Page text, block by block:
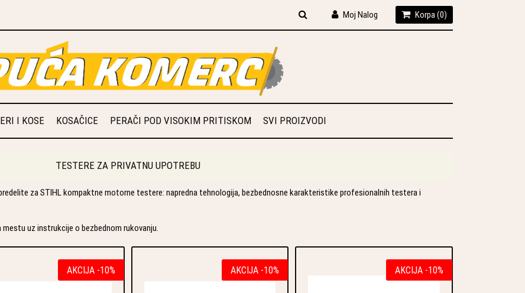
Moj Nalog Korpa (0)
I KOSE KOSAČICE PERAČI POD VISOKIM PRITISKOM SVI PROIZVODI
TESTERE ZA PRIVATNU UPOTREBU
za STIHL kompaktne motorne testere: napredna tehnologija, bezbednosne karakteristike profesionalnih testera i
uz instrukcije o bezbednom rukovanju.
AKCIJA -10% AKCIJA -10% AKCIJA -10%